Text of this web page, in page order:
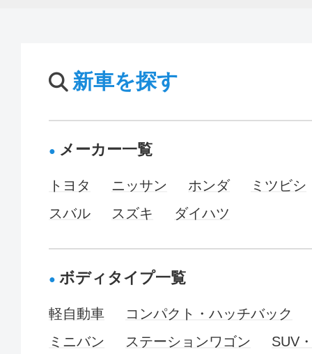
新車を探す
メーカー一覧
トヨタ ニッサン ホンダ
ミツビシ
スバル
スズキ ダイハツ
ボディタイプ一覧
軽自動車
コンパクト・ハッチバック
ミニバン
ステーションワゴン
SUV